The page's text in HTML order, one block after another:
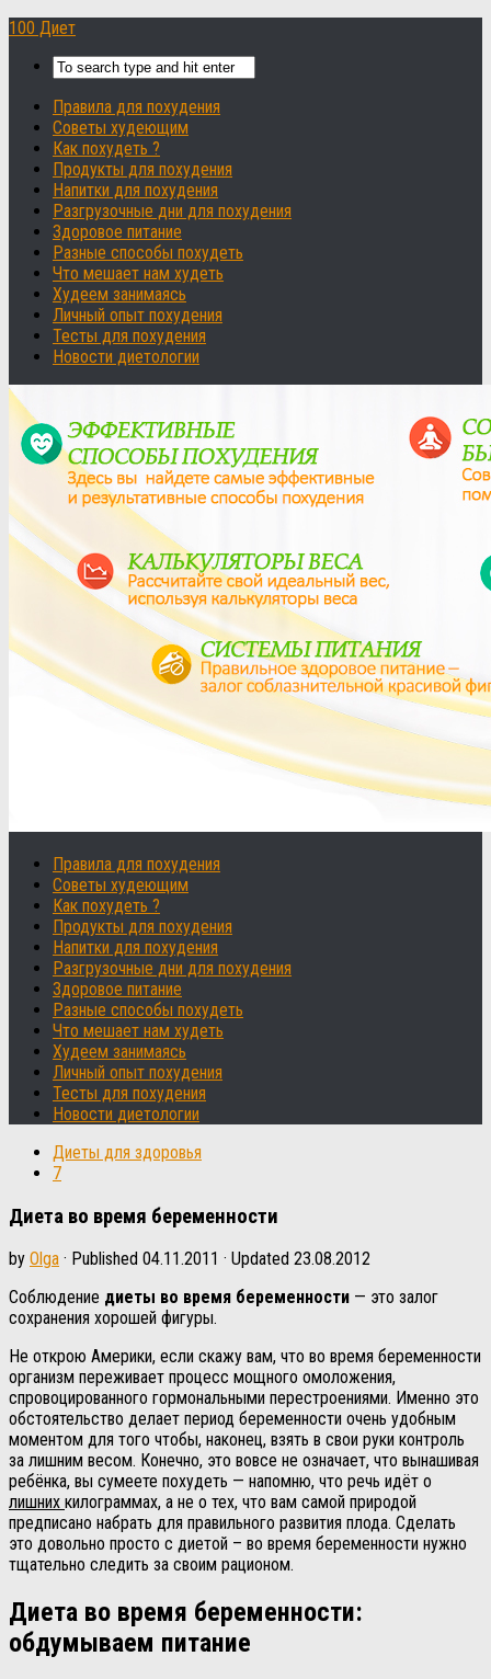
100 Диет
Правила для похудения
Советы худеющим
Как похудеть ?
Продукты для похудения
Напитки для похудения
Разгрузочные дни для похудения
Здоровое питание
Разные способы похудеть
Что мешает нам худеть
Худеем занимаясь
Личный опыт похудения
Тесты для похудения
Новости диетологии
Правила для похудения
Советы худеющим
Как похудеть ?
Продукты для похудения
Напитки для похудения
Разгрузочные дни для похудения
Здоровое питание
Разные способы похудеть
Что мешает нам худеть
Худеем занимаясь
Личный опыт похудения
Тесты для похудения
Новости диетологии
Диеты для здоровья
7
Диета во время беременности
by Olga · Published 04.11.2011 · Updated 23.08.2012
Соблюдение диеты во время беременности — это залог
сохранения хорошей фигуры.
Не открою Америки, если скажу вам, что во время беременности
организм переживает процесс мощного омоложения,
спровоцированного гормональными перестроениями. Именно это
обстоятельство делает период беременности очень удобным
моментом для того чтобы, наконец, взять в свои руки контроль
за лишним весом. Конечно, это вовсе не означает, что вынашивая
ребёнка, вы сумеете похудеть — напомню, что речь идёт о
лишних килограммах, а не о тех, что вам самой природой
предписано набрать для правильного развития плода. Сделать
это довольно просто с диетой – во время беременности нужно
тщательно следить за своим рационом.
Диета во время беременности:
обдумываем питание